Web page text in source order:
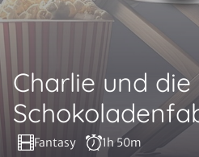
Charlie und die
Fantasy 1h 50m